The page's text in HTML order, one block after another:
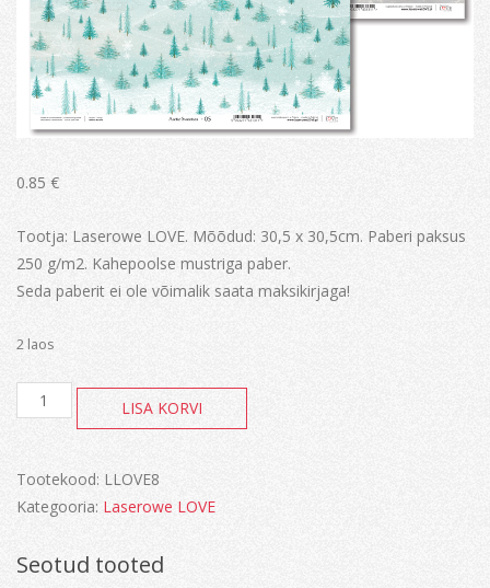
0.85 €
Tootja: Laserowe LOVE. Mõõdud: 30,5 x 30,5cm. Paberi paksus
250 g/m2. Kahepoolse mustriga paber.
Seda paberit ei ole võimalik saata maksikirjaga!
2 laos
Arctic
Sweeties
LISA KORVI
Tootekood: LLOVE8
Kategooria: Laserowe LOVE
Seotud tooted